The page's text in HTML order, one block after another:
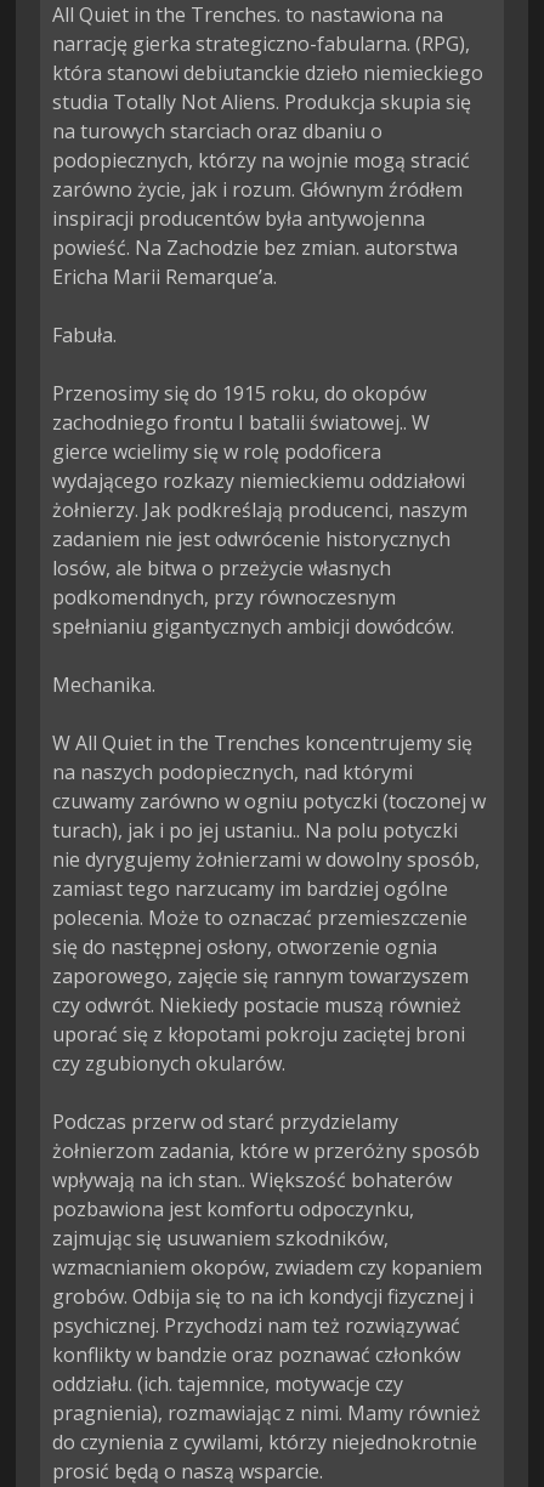
All Quiet in the Trenches. to nastawiona na
narrację gierka strategiczno-fabularna. (RPG),
która stanowi debiutanckie dzieło niemieckiego
studia Totally Not Aliens. Produkcja skupia się
na turowych starciach oraz dbaniu o
podopiecznych, którzy na wojnie mogą stracić
zarówno życie, jak i rozum. Głównym źródłem
inspiracji producentów była antywojenna
powieść. Na Zachodzie bez zmian. autorstwa
Ericha Marii Remarque’a.
Fabuła.
Przenosimy się do 1915 roku, do okopów
zachodniego frontu I batalii światowej.. W
gierce wcielimy się w rolę podoficera
wydającego rozkazy niemieckiemu oddziałowi
żołnierzy. Jak podkreślają producenci, naszym
zadaniem nie jest odwrócenie historycznych
losów, ale bitwa o przeżycie własnych
podkomendnych, przy równoczesnym
spełnianiu gigantycznych ambicji dowódców.
Mechanika.
W All Quiet in the Trenches koncentrujemy się
na naszych podopiecznych, nad którymi
czuwamy zarówno w ogniu potyczki (toczonej w
turach), jak i po jej ustaniu.. Na polu potyczki
nie dyrygujemy żołnierzami w dowolny sposób,
zamiast tego narzucamy im bardziej ogólne
polecenia. Może to oznaczać przemieszczenie
się do następnej osłony, otworzenie ognia
zaporowego, zajęcie się rannym towarzyszem
czy odwrót. Niekiedy postacie muszą również
uporać się z kłopotami pokroju zaciętej broni
czy zgubionych okularów.
Podczas przerw od starć przydzielamy
żołnierzom zadania, które w przeróżny sposób
wpływają na ich stan.. Większość bohaterów
pozbawiona jest komfortu odpoczynku,
zajmując się usuwaniem szkodników,
wzmacnianiem okopów, zwiadem czy kopaniem
grobów. Odbija się to na ich kondycji fizycznej i
psychicznej. Przychodzi nam też rozwiązywać
konflikty w bandzie oraz poznawać członków
oddziału. (ich. tajemnice, motywacje czy
pragnienia), rozmawiając z nimi. Mamy również
do czynienia z cywilami, którzy niejednokrotnie
prosić będą o naszą wsparcie.